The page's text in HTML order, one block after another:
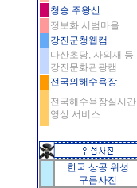
청송 주왕산
정보화 시범마을
강진군청웹캠
다산초당, 사의재 등
강진문화관광캠
전국의해수욕장
전국해수욕장실시간
영상 서비스
한국 상공 위성
구름사진